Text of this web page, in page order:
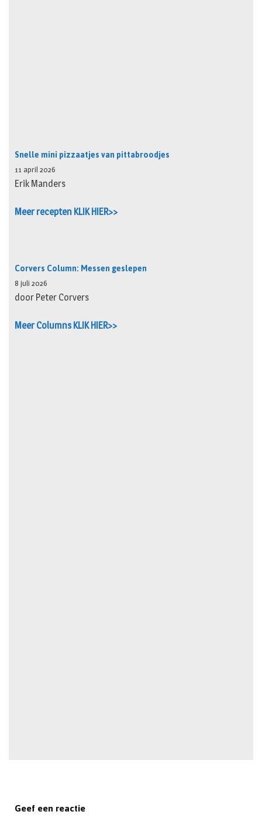
Snelle mini pizzaatjes van pittabroodjes
11 april 2026
Erik Manders
Meer recepten KLIK HIER>>
Corvers Column: Messen geslepen
8 juli 2026
door Peter Corvers
Meer Columns KLIK HIER>>
Geef een reactie